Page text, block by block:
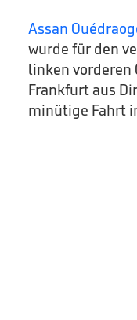
Assan
wurde für den
linken vorderen
Frankfurt aus
minütige Fahrt